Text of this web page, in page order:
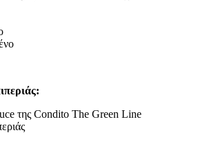
της Condito The Green Line